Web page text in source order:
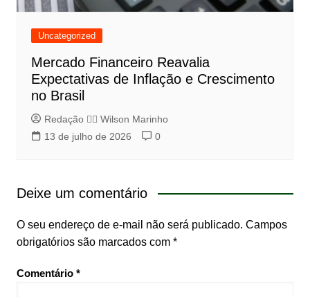
Uncategorized
Mercado Financeiro Reavalia
Expectativas de Inflação e Crescimento
no Brasil
Redação 👨‍⚖️​ Wilson Marinho
13 de julho de 2026
0
Deixe um comentário
O seu endereço de e-mail não será publicado. Campos
obrigatórios são marcados com *
Comentário *